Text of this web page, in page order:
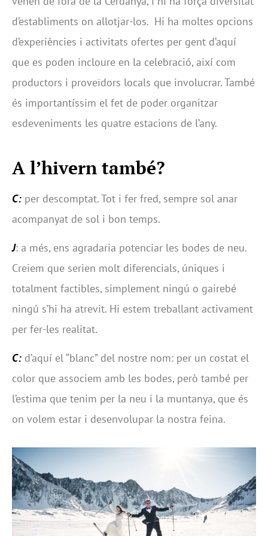
d’establiments on allotjar-los. Hi ha moltes opcions
d’experiències i activitats ofertes per gent d’aquí
que es poden incloure en la celebració, així com
productors i proveïdors locals que involucrar. També
és importantíssim el fet de poder organitzar
esdeveniments les quatre estacions de l’any.
A l’hivern també?
C: per descomptat. Tot i fer fred, sempre sol anar
acompanyat de sol i bon temps.
J: a més, ens agradaria potenciar les bodes de neu.
Creiem que serien molt diferencials, úniques i
totalment factibles, simplement ningú o gairebé
ningú s’hi ha atrevit. Hi estem treballant activament
per fer-les realitat.
C: d’aquí el “blanc” del nostre nom: per un costat el
color que associem amb les bodes, però també per
l’estima que tenim per la neu i la muntanya, que és
on volem estar i desenvolupar la nostra feina.